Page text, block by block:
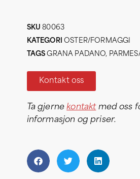
SKU80063
KATEGORI OSTER/FORMAGGI
TAGS GRANA PADANO,
Kontakt oss
Ta gjernekontaktmed oss
informasjon og priser.